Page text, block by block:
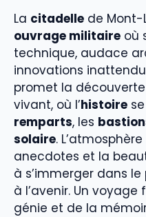
La citadelle de Mont-
ouvrage militaire où
technique, audace
innovations
promet la découverte
vivant, où l’histoire
remparts, les
solaire.
anecdotes et la
à s’immerger dans
à l’avenir. Un
génie et de la